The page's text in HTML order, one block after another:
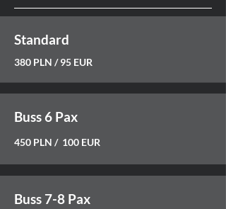
Standard
380 PLN / 95 EUR
Buss 6 Pax
450 PLN / 100 EUR
Buss 7-8 Pax